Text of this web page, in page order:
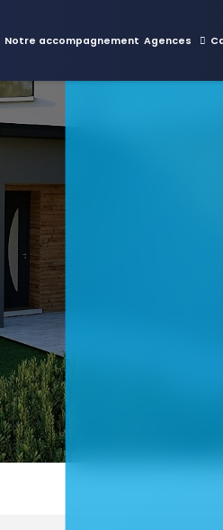
Notre accompagnement Agences